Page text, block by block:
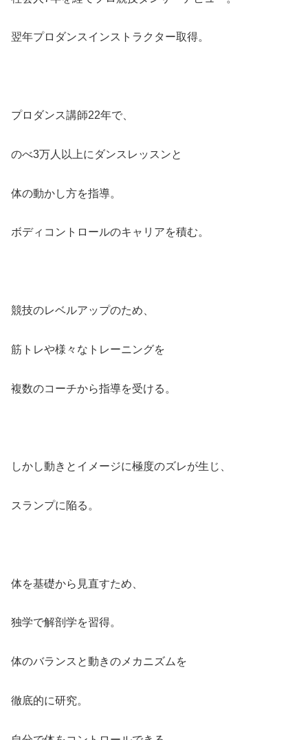
翌年プロダンスインストラクター取得。
プロダンス講師22年で、
のべ3万人以上にダンスレッスンと
体の動かし方を指導。
ボディコントロールのキャリアを積む。
競技のレベルアップのため、
筋トレや様々なトレーニングを
複数のコーチから指導を受ける。
しかし動きとイメージに極度のズレが生じ、
スランプに陥る。
体を基礎から見直すため、
独学で解剖学を習得。
体のバランスと動きのメカニズムを
徹底的に研究。